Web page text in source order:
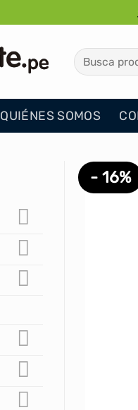
Buscar
por:
QUIÉNES SOMOS
- 16%